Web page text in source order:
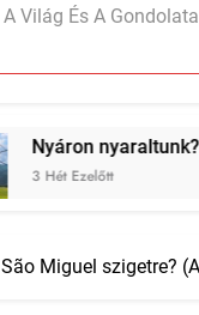
A Világ És A
2
Miguel szigetre?